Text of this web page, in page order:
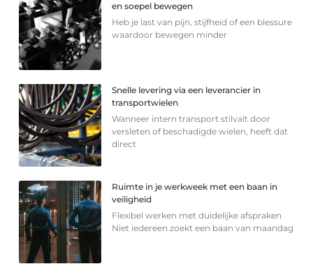
en soepel bewegen
Heb je last van pijn, stijfheid of een blessure
waardoor bewegen minder
Snelle levering via een leverancier in
transportwielen
Wanneer intern transport stilvalt door
versleten of beschadigde wielen, heeft dat
direct
Ruimte in je werkweek met een baan in
veiligheid
Flexibel werken met duidelijke afspraken
Niet iedereen zoekt een baan van maandag